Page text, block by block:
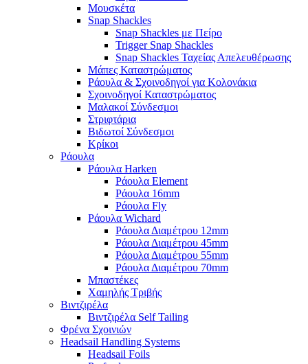
Μουσκέτα
Snap Shackles
Snap Shackles με Πείρο
Trigger Snap Shackles
Snap Shackles Ταχείας Απελευθέρωσης
Μάπες Καταστρώματος
Ράουλα & Σχοινοδηγοί για Κολονάκια
Σχοινοδηγοί Καταστρώματος
Μαλακοί Σύνδεσμοι
Στριφτάρια
Βιδωτοί Σύνδεσμοι
Κρίκοι
Ράουλα
Ράουλα Harken
Ράουλα Element
Ράουλα 16mm
Ράουλα Fly
Ράουλα Wichard
Ράουλα Διαμέτρου 12mm
Ράουλα Διαμέτρου 45mm
Ράουλα Διαμέτρου 55mm
Ράουλα Διαμέτρου 70mm
Μπαστέκες
Χαμηλής Τριβής
Βιντζιρέλα
Βιντζιρέλα Self Tailing
Φρένα Σχοινιών
Headsail Handling Systems
Headsail Foils